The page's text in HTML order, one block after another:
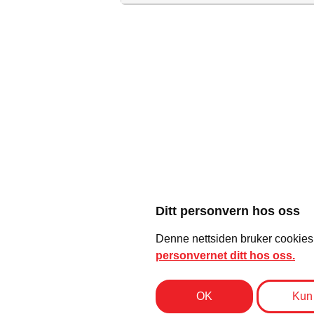
Reis Deg Komikerklubb
Reis Deg Komikerkubb er Norges største og eldste
standupklubb. Vi har dyrket frem komikere siden 1994.
Ditt personvern hos oss
Denne nettsiden bruker
personvernet ditt hos oss.
OK